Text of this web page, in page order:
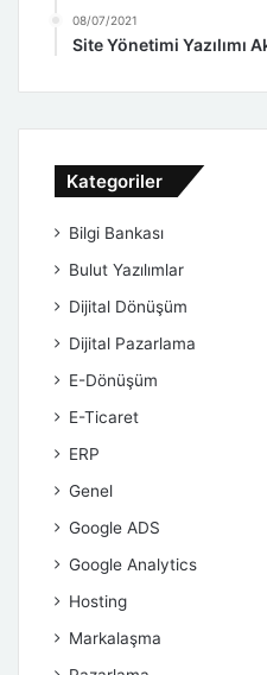
08/07/2021
Site Yönetimi Yazılımı
Kategoriler
Bilgi Bankası
Bulut Yazılımlar
Dijital Dönüşüm
Dijital Pazarlama
E-Dönüşüm
E-Ticaret
ERP
Genel
Google ADS
Google Analytics
Hosting
Markalaşma